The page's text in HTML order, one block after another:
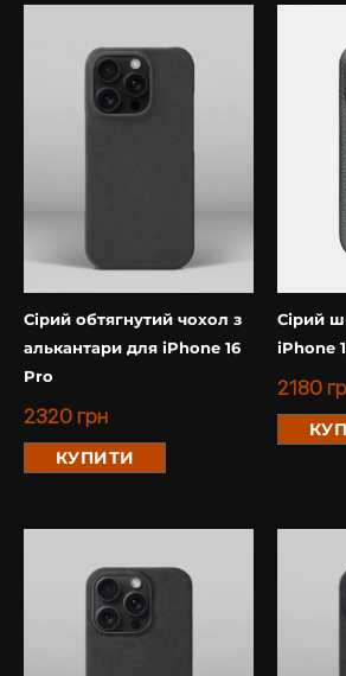
Сірий обтягнутий чохол з
алькантари для iPhone 16
Pro
2320 грн
КУПИТИ
Сірий
iPhone
2180